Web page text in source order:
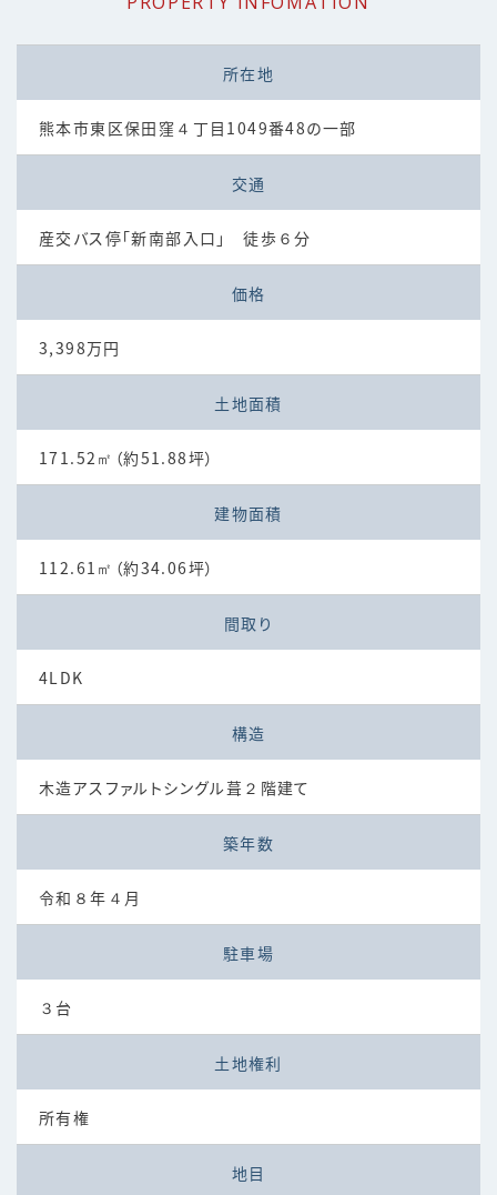
所在地
熊本市東区保田窪４丁目1049番48の一部
交通
産交バス停「新南部入口」 徒歩６分
価格
3,398万円
土地面積
171.52㎡（約51.88坪）
建物面積
112.61㎡（約34.06坪）
間取り
4LDK
構造
木造アスファルトシングル葺２階建て
築年数
令和８年４月
駐車場
３台
土地権利
所有権
地目